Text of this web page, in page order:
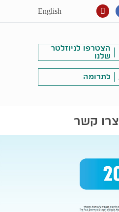
English
הצטרפו לניוזלטר
שלנו
לתרומה
צרו קשר